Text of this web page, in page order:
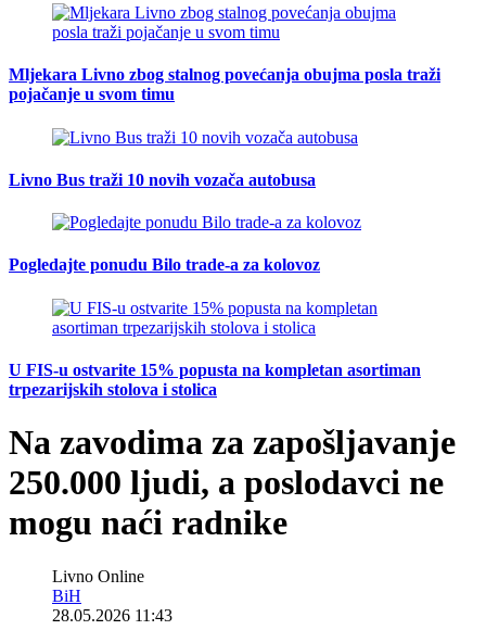
Mljekara Livno zbog stalnog povećanja obujma posla traži
pojačanje u svom timu
Livno Bus traži 10 novih vozača autobusa
Pogledajte ponudu Bilo trade-a za kolovoz
U FIS-u ostvarite 15% popusta na kompletan asortiman
trpezarijskih stolova i stolica
Na zavodima za zapošljavanje
250.000 ljudi, a poslodavci ne
mogu naći radnike
Livno Online
BiH
28.05.2026 11:43